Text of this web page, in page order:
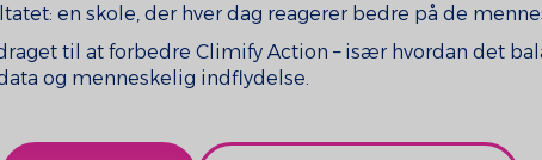
en skole, der hver dag reagerer bedre på de
til at forbedre Climify Action – især hvordan det
og menneskelig indflydelse.